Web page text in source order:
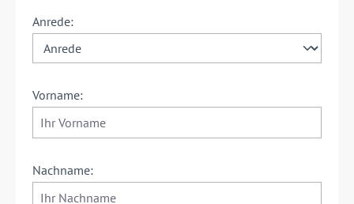
Anrede:
Vorname:
Nachname: